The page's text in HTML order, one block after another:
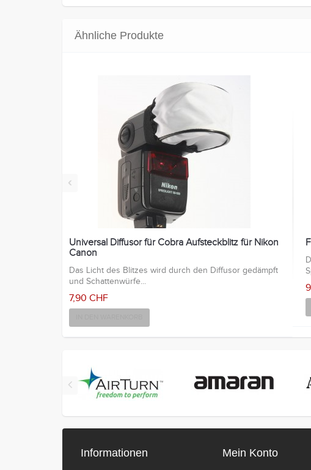
Ähnliche Produkte
‹
Universal Diffusor für Cobra Aufsteckblitz für Nikon
Canon
Das Licht des Blitzes wird durch den Diffusor gedämpft
und Schattenwürfe...
7,90 CHF
Informationen Mein Konto